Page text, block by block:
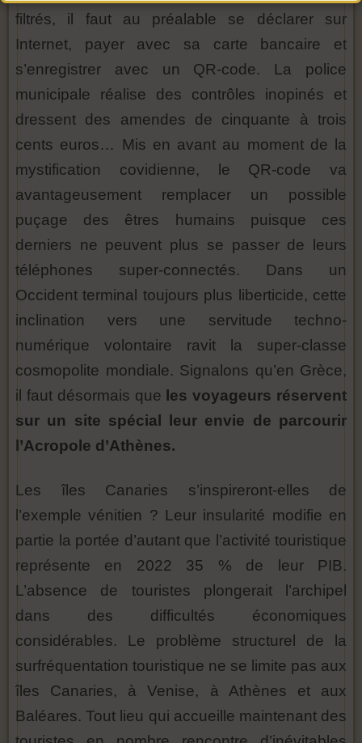
filtrés, il faut au préalable se déclarer sur
Internet, payer avec sa carte bancaire et
s’enregistrer avec un QR-code. La police
municipale réalise des contrôles inopinés et
dressent des amendes de cinquante à trois
cents euros… Mis en avant au moment de la
mystification covidienne, le QR-code va
avantageusement remplacer un possible
puçage des êtres humains puisque ces
derniers ne peuvent plus se passer de leurs
téléphones super-connectés. Dans un
Occident terminal toujours plus liberticide, cette
inclination vers une servitude techno-
numérique volontaire ravit la super-classe
cosmopolite mondiale. Signalons qu’en Grèce,
il faut désormais que les voyageurs réservent
sur un site spécial leur envie de parcourir
l’Acropole d’Athènes.
Les îles Canaries s’inspireront-elles de
l’exemple vénitien ? Leur insularité modifie en
partie la portée d’autant que l’activité touristique
représente en 2022 35 % de leur PIB.
L’absence de touristes plongerait l’archipel
dans des difficultés économiques
considérables. Le problème structurel de la
surfréquentation touristique ne se limite pas aux
îles Canaries, à Venise, à Athènes et aux
Baléares. Tout lieu qui accueille maintenant des